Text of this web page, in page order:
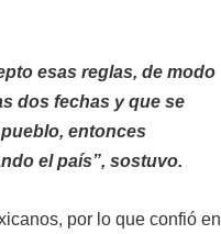
esas reglas, de modo
dos fechas y que se
entonces
el país”, sostuvo.
por lo que confió en